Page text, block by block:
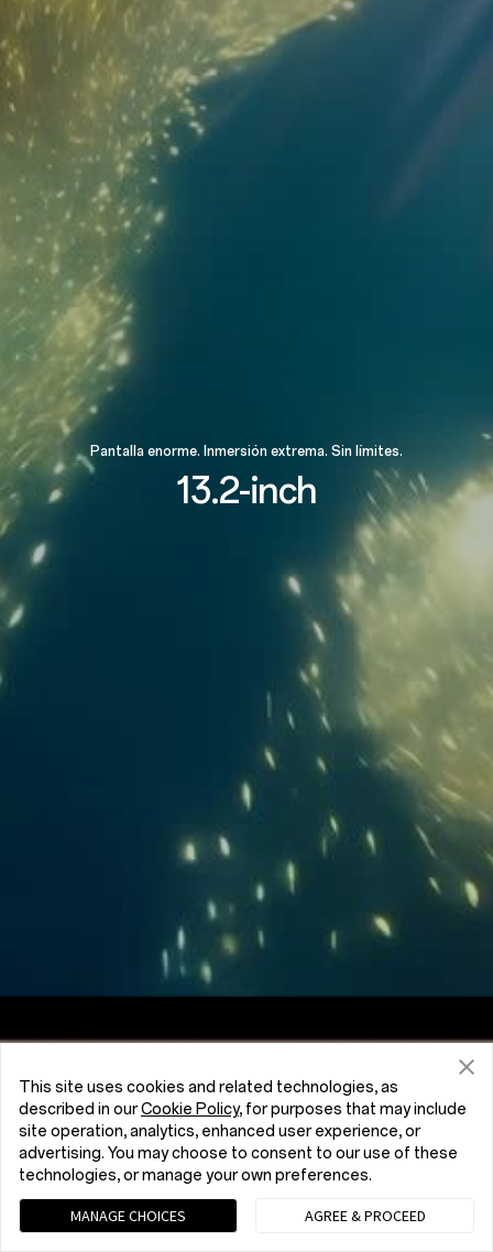
Pantalla enorme. Inmersión extrema. Sin límites.
13.2-inch
This site uses cookies and related technologies, as
described in ourCookie Policy, for purposes that may include
site operation, analytics, enhanced user experience, or
advertising. You may choose to consent to our use of these
technologies, or manage your own preferences.
MANAGE CHOICES AGREE & PROCEED